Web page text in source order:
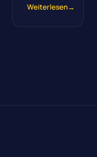
Weiterlesen→